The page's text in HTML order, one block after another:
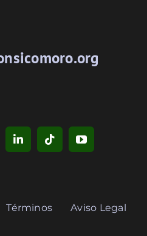
Términos Aviso Legal